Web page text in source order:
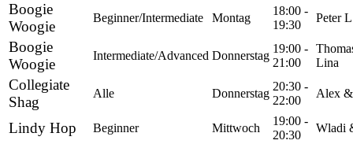
Boogie
Woogie
Beginner/Intermediate Montag
18:00 -
19:30
Peter
Boogie
Woogie
Intermediate/Advanced Donnerstag
19:00 -
21:00
Lina
Collegiate
Shag
Alle Donnerstag
20:30 -
22:00
Alex &
Lindy Hop Beginner Mittwoch
19:00 -
20:30
Wladi